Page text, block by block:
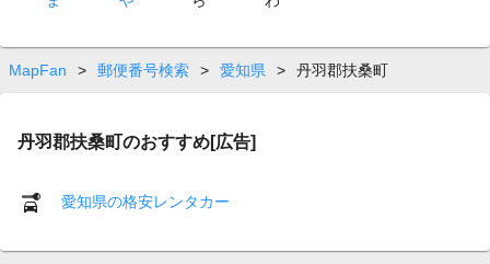
MapFan > 郵便番号検索 > 愛知県 > 丹羽郡扶桑町
丹羽郡扶桑町のおすすめ[広告]
愛知県の格安レンタカー